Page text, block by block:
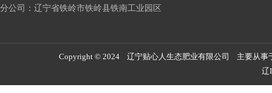
分公司：辽宁省铁岭市铁岭县铁南工业园区
Copyright © 2024 辽宁贴心人生态肥业有限公司 主要从事
辽